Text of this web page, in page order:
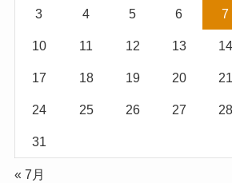
3 4 5 6 7
10 11 12 13 14
17 18 19 20 21
24 25 26 27 28
31
« 7月